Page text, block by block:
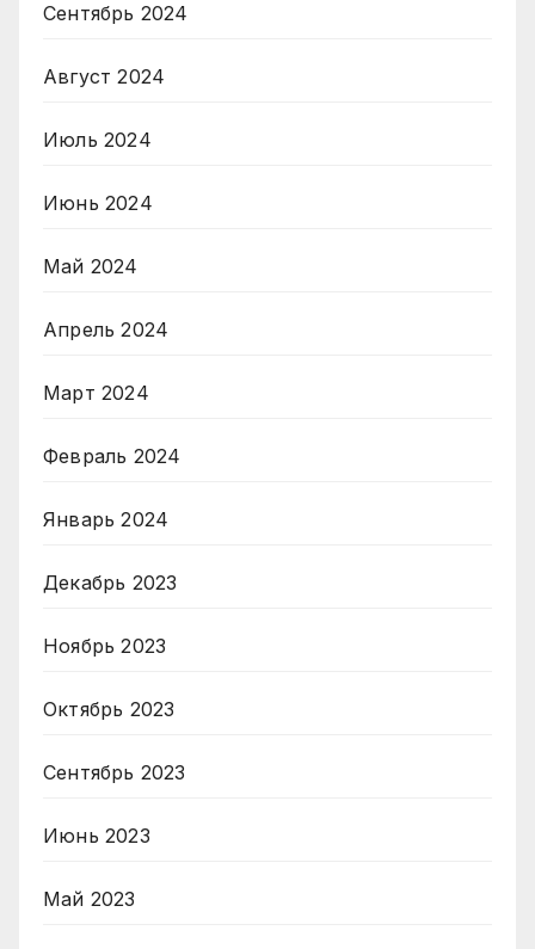
Сентябрь 2024
Август 2024
Июль 2024
Июнь 2024
Май 2024
Апрель 2024
Март 2024
Февраль 2024
Январь 2024
Декабрь 2023
Ноябрь 2023
Октябрь 2023
Сентябрь 2023
Июнь 2023
Май 2023